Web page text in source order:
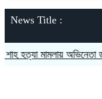
News Title :
হত্যা মামলায় অভিনেতা ডন